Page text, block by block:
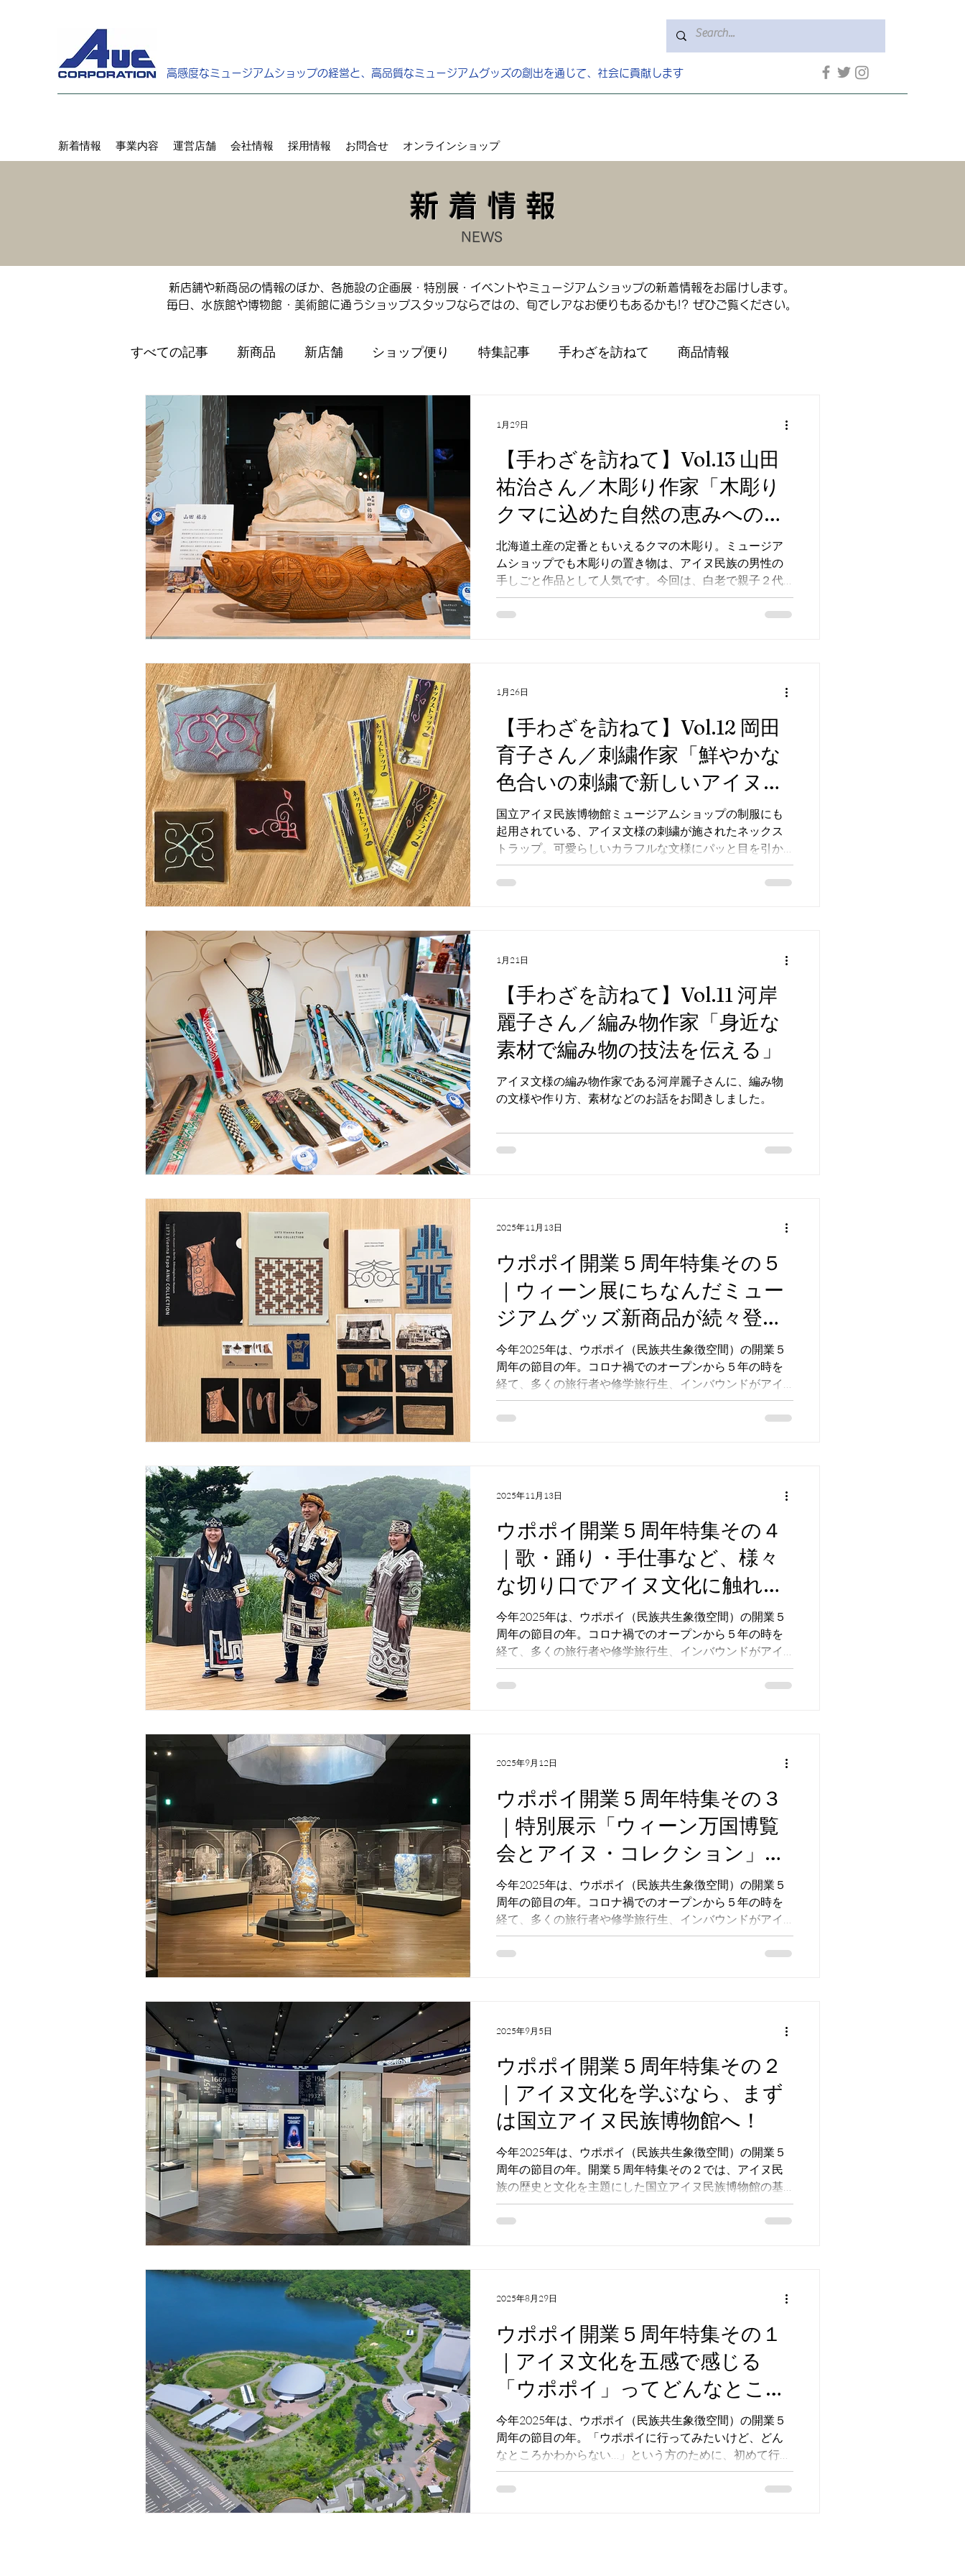
高感度なミュージアムショップの経営と、高品質なミュージアムグッズの創出を通じて、社会に貢献します
新着情報 事業内容 運営店舗 会社情報 採用情報 お問合せ オンラインショップ
新 着 情 報
NEWS
新店舗や新商品の情報のほか、各施設の企画展・特別展・イベントやミュージアムショップの新着情報をお届けします。
毎日、水族館や博物館・美術館に通うショップスタッフならではの、旬でレアなお便りもあるかも!? ぜひご覧ください。
すべての記事 新商品 新店舗 ショップ便り 特集記事 手わざを訪ねて 商品情報
企業情報 メディア掲載
【手わざを訪ねて】Vol.13 山田
祐治さん／木彫り作家「木彫り
クマに込めた自然の恵みへの感
謝」
北海道土産の定番ともいえるクマの木彫り。ミュージア
ムショップでも木彫りの置き物は、アイヌ民族の男性の
手しごと作品として人気です。今回は、白老で親子２代
で木彫り作品を作る、やまだ民芸社の山田祐治さんに、
素材や作り方などのお話をお聞きしました。
1月29日
【手わざを訪ねて】Vol.12 岡田
育子さん／刺繍作家「鮮やかな
色合いの刺繍で新しいアイヌ文
様に出会う」
国立アイヌ民族博物館ミュージアムショップの制服にも
起用されている、アイヌ文様の刺繍が施されたネックス
トラップ。可愛らしいカラフルな文様にパッと目を引か
れます。今回は、アイヌ文様の刺繍作家である岡田育子
さんに、刺繍の文様や作り方についてお聞きしました。
1月26日
【手わざを訪ねて】Vol.11 河岸
麗子さん／編み物作家「身近な
素材で編み物の技法を伝える」
アイヌ文様の編み物作家である河岸麗子さんに、編み物
の文様や作り方、素材などのお話をお聞きしました。
1月21日
ウポポイ開業５周年特集その５
｜ウィーン展にちなんだミュー
ジアムグッズ新商品が続々登
場！
今年2025年は、ウポポイ（民族共生象徴空間）の開業５
周年の節目の年。コロナ禍でのオープンから５年の時を
経て、多くの旅行者や修学旅行生、インバウンドがアイ
ヌ文化に触れる場所として賑わっています。 当社ではウ
ポポイ内にある国立アイヌ民族博物館のミュージアムシ
ちなんで発売したミュージアムグッズ新商品をご紹介し
ます。
2025年11月13日
ウポポイ開業５周年特集その４
｜歌・踊り・手仕事など、様々
な切り口でアイヌ文化に触れ
て、学びを深めよう！
今年2025年は、ウポポイ（民族共生象徴空間）の開業５
周年の節目の年。コロナ禍でのオープンから５年の時を
経て、多くの旅行者や修学旅行生、インバウンドがアイ
ヌ文化に触れる場所として賑わっています。 当社ではウ
ポポイ内にある国立アイヌ民族博物館のミュージアムシ
2025年11月13日
ウポポイ開業５周年特集その３
｜特別展示「ウィーン万国博覧
会とアイヌ・コレクション」の
見どころ紹介
今年2025年は、ウポポイ（民族共生象徴空間）の開業５
周年の節目の年。コロナ禍でのオープンから５年の時を
経て、多くの旅行者や修学旅行生、インバウンドがアイ
ヌ文化に触れる場所として賑わっています。開業５周年
特集その３では、特別展示「開館５周年記念 ウィーン
2025年9月12日
ウポポイ開業５周年特集その２
｜アイヌ文化を学ぶなら、まず
は国立アイヌ民族博物館へ！
今年2025年は、ウポポイ（民族共生象徴空間）の開業５
周年の節目の年。開業５周年特集その２では、アイヌ民
族の歴史と文化を主題にした国立アイヌ民族博物館の基
本展示をご紹介します。
2025年9月5日
ウポポイ開業５周年特集その１
｜アイヌ文化を五感で感じる
「ウポポイ」ってどんなとこ
ろ？
今年2025年は、ウポポイ（民族共生象徴空間）の開業５
周年の節目の年。「ウポポイに行ってみたいけど、どん
なところかわからない…」という方のために、初めて行っ
ても迷わない！ウポポイ入門編をお届けします。
2025年8月29日